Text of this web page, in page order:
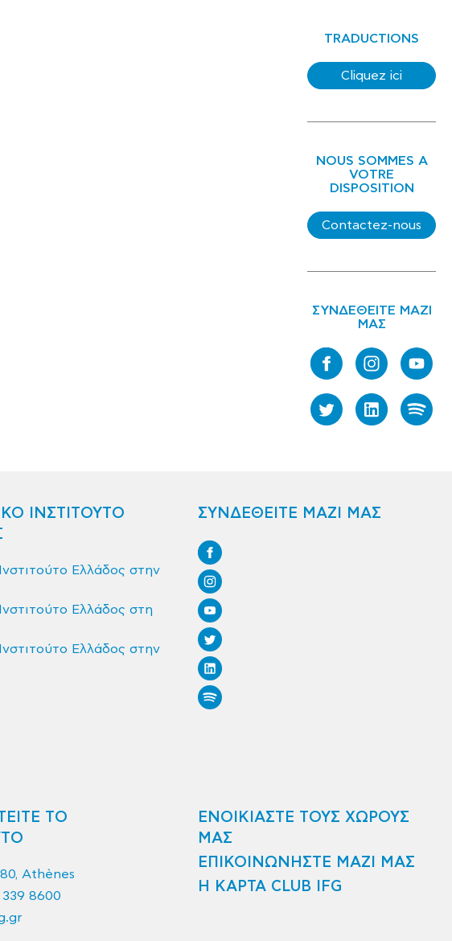
TRADUCTIONS
Cliquez ici
NOUS SOMMES A
VOTRE
DISPOSITION
Contactez-nous
ΣΥΝΔΕΘΕΙΤΕ ΜΑΖΙ
ΜΑΣ
ΙΝΣΤΙΤΟΥΤΟ
Ελλάδος στην
Ελλάδος στη
Ελλάδος στην
ΣΥΝΔΕΘΕΙΤΕ ΜΑΖΙ ΜΑΣ
ΤΟ
80, Athènes
339 8600
ΕΝΟΙΚΙΑΣΤΕ ΤΟΥΣ ΧΩΡΟΥΣ
ΜΑΣ
ΕΠΙΚΟΙΝΩΝΗΣΤΕ ΜΑΖΙ ΜΑΣ
Η ΚΑΡΤΑ CLUB IFG